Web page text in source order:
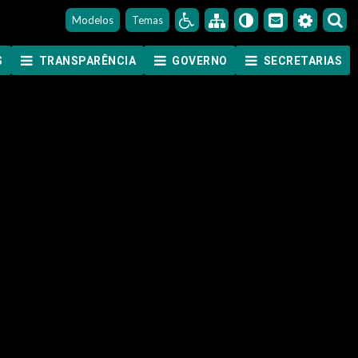
Modelos Temas
TRANSPARÊNCIA GOVERNO SECRETARIAS